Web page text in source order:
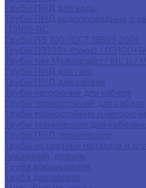
Трубы ПНД для воды
Трубы ПНД водопроводные с
ПЭ100-RC
Трубы ПЭ 100 ГОСТ 18599-2001
Трубы ПЭ100+ (плюс) /
Трубы тип Мультипайп / ML II /
Трубы ПНД для газа
Трубы ПНД для кабеля
Трубы негорючие для кабеля
Трубы термостойкие для кабеля
Трубы термостойкие и
Трубы технические для
Трубы ПНД технические
Трубы из цветных металлов и
Алюминий, дюраль
Труба алюминиевая
Труба дюралевая